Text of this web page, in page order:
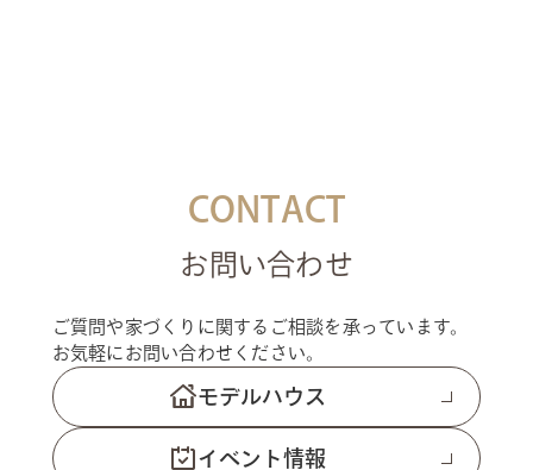
CONTACT
お問い合わせ
ご質問や家づくりに関するご相談を承っています。
お気軽にお問い合わせください。
モデルハウス
イベント情報